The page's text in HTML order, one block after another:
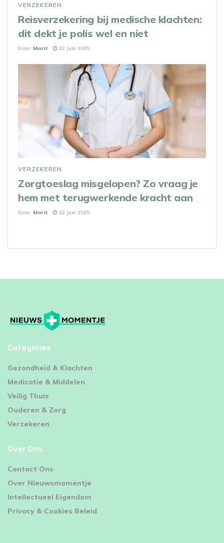
VERZEKEREN
Reisverzekering bij medische klachten:
dit dekt je polis wel en niet
Door Marit 22 Juni 2025
VERZEKEREN
Zorgtoeslag misgelopen? Zo vraag je
hem met terugwerkende kracht aan
Door Marit 22 Juni 2025
Categories
⁠Gezondheid & Klachten
Medicatie & Middelen
Veilig Thuis
Ouderen & Zorg
Verzekeren
Over Ons
Contact Ons
Over Nieuwsmomentje
Intellectueel Eigendom
Privacy & Cookies Beleid